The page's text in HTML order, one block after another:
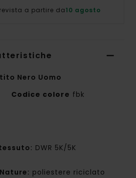
a partire da10 agosto
Nero Uomo
Codice colore fbk
DWR 5K/5K
poliestere riciclato